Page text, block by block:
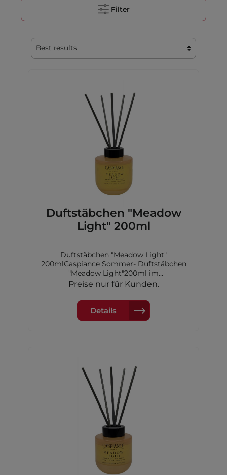
Filter
Duftstäbchen "Meadow
Light" 200ml
Duftstäbchen "Meadow Light"
200mlCaspiance Sommer- Duftstäbchen
"Meadow Light"200ml im
GlasfalkonDuftdauer: 7-8
und MagnolieHerznote: Jasmin, Tuberose,
Gewürznelke,Osmanthus, Zimtblatt, Rose
und PfirsichBasisnote: Vanille, Vetiver,
Preise nur für Kunden.
Details